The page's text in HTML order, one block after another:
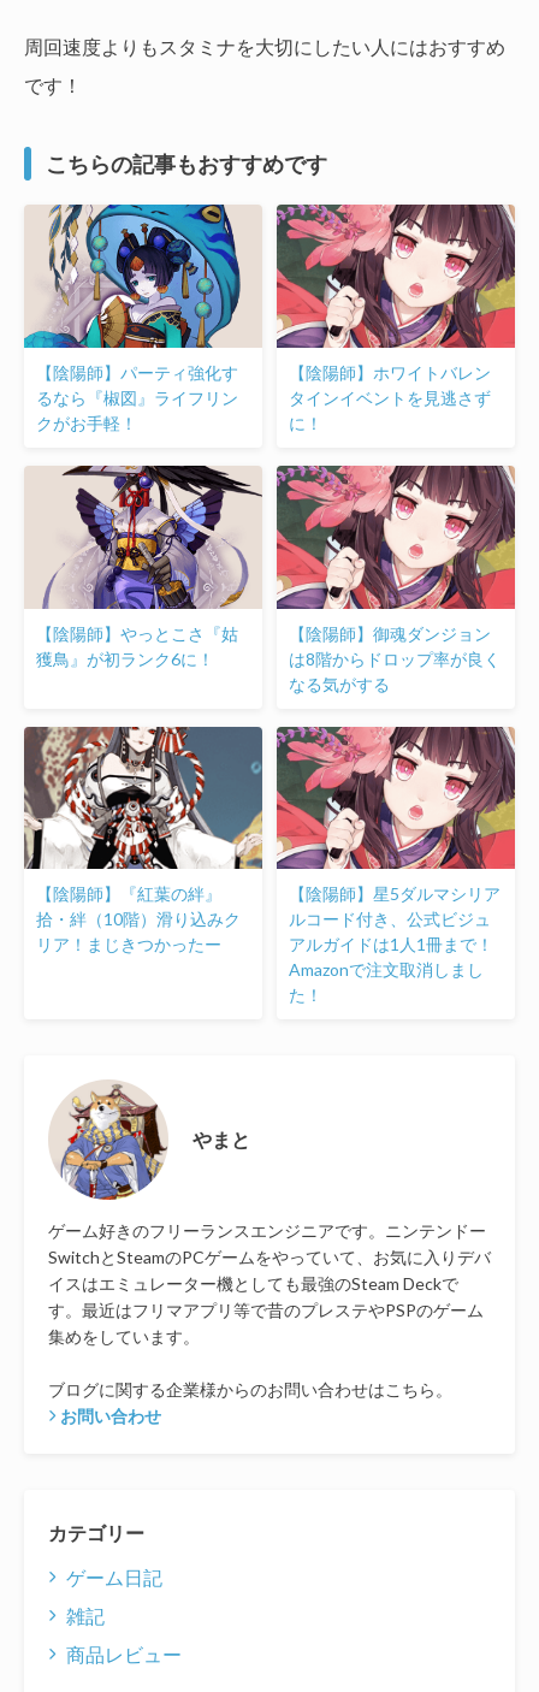
周回速度よりもスタミナを大切にしたい人にはおすすめ
です！
こちらの記事もおすすめです
【陰陽師】パーティ強化す
るなら『椒図』ライフリン
クがお手軽！
【陰陽師】ホワイトバレン
タインイベントを見逃さず
に！
【陰陽師】やっとこさ『姑
獲鳥』が初ランク6に！
【陰陽師】御魂ダンジョン
は8階からドロップ率が良く
なる気がする
【陰陽師】『紅葉の絆』
拾・絆（10階）滑り込みク
リア！まじきつかったー
【陰陽師】星5ダルマシリア
ルコード付き、公式ビジュ
アルガイドは1人1冊まで！
Amazonで注文取消しまし
た！
やまと
ゲーム好きのフリーランスエンジニアです。ニンテンドー
SwitchとSteamのPCゲームをやっていて、お気に入りデバ
イスはエミュレーター機としても最強のSteam Deckで
す。最近はフリマアプリ等で昔のプレステやPSPのゲーム
集めをしています。
ブログに関する企業様からのお問い合わせはこちら。
お問い合わせ
カテゴリー
ゲーム日記
雑記
商品レビュー